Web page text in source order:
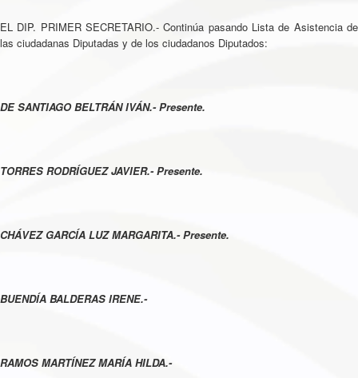
EL DIP. PRIMER SECRETARIO.- Continúa pasando Lista de Asistencia de
las ciudadanas Diputadas y de los ciudadanos Diputados:
DE SANTIAGO BELTRÁN IVÁN.- Presente.
TORRES RODRÍGUEZ JAVIER.- Presente.
CHÁVEZ GARCÍA LUZ MARGARITA.- Presente.
BUENDÍA BALDERAS IRENE.-
RAMOS MARTÍNEZ MARÍA HILDA.-